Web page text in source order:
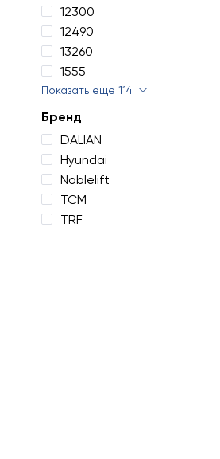
12300
12490
13260
1555
Показать еще 114
Бренд
DALIAN
Hyundai
Noblelift
TCM
TRF